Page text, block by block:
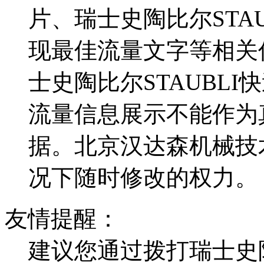
片、瑞士史陶比尔
现最佳流量文字等相
士史陶比尔STAUBLI
流量信息展示不能作
据。北京汉达森机械
况下随时修改的权力。
友情提醒：
建议您通过拨打瑞士